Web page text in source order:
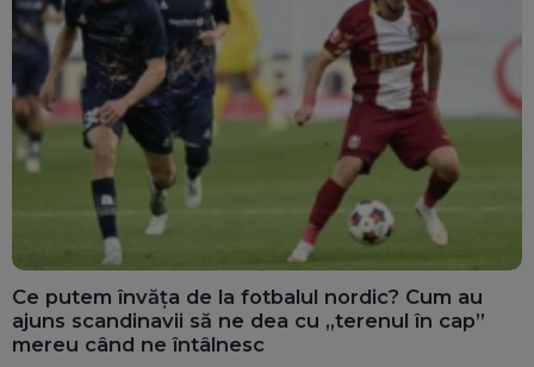
Ce putem învăța de la fotbalul nordic? Cum au
ajuns scandinavii să ne dea cu „terenul în cap”
mereu când ne întâlnesc